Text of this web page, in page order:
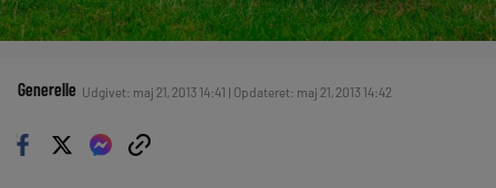
Generelle Udgivet: maj 21, 2013 14:41 | Opdateret: maj 21, 2013 14:42